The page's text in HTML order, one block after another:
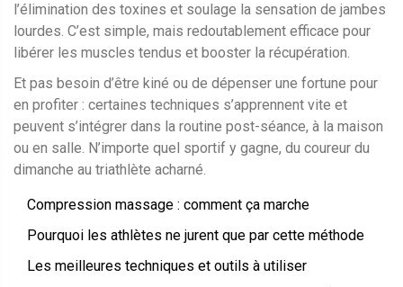
l’élimination des toxines et soulage la sensation de jambes
lourdes. C’est simple, mais redoutablement efficace pour
libérer les muscles tendus et booster la récupération.
Et pas besoin d’être kiné ou de dépenser une fortune pour
en profiter : certaines techniques s’apprennent vite et
peuvent s’intégrer dans la routine post-séance, à la maison
ou en salle. N’importe quel sportif y gagne, du coureur du
dimanche au triathlète acharné.
Compression massage : comment ça marche
Pourquoi les athlètes ne jurent que par cette méthode
Les meilleures techniques et outils à utiliser